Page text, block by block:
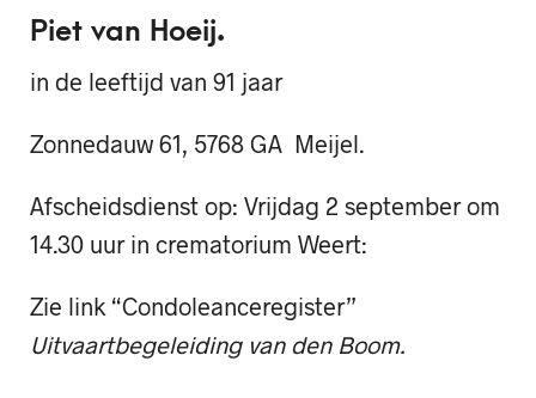
Piet van Hoeij.
in de leeftijd van 91 jaar
Zonnedauw 61, 5768 GA Meijel.
Afscheidsdienst op: Vrijdag 2 september om
14.30 uur in crematorium Weert:
Zie link “Condoleanceregister”
Uitvaartbegeleiding van den Boom.